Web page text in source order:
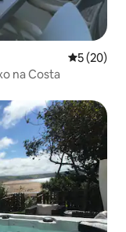
5 de uma
5 (20)
na Costa